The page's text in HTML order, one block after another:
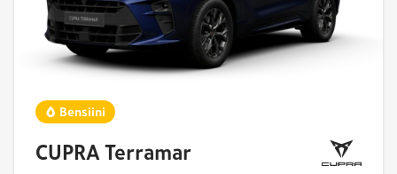
Bensiini
CUPRA Terramar